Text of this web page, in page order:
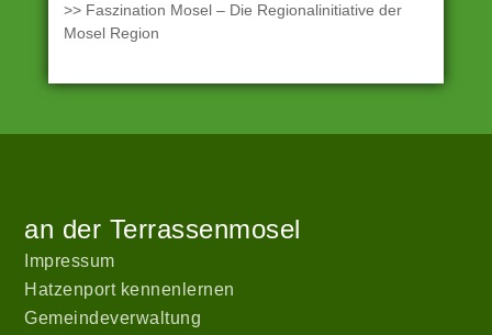
>> Faszination Mosel – Die Regionalinitiative der
Mosel Region
|
Theme:
hatzenport_s
an der Terrassenmosel
Impressum
Hatzenport kennenlernen
Gemeindeverwaltung